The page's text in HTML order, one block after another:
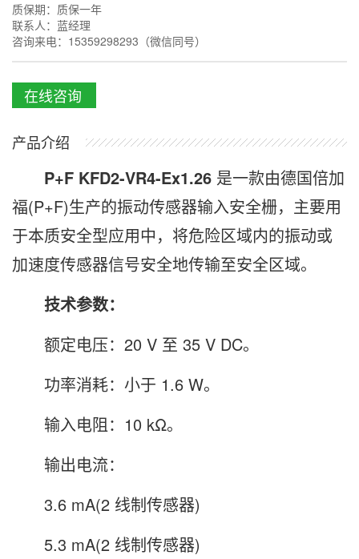
质保期：质保一年
联系人：蓝经理
咨询来电：15359298293（微信同号）
在线咨询
产品介绍
P+F KFD2-VR4-Ex1.26 是一款由德国倍加
福(P+F)生产的振动传感器输入安全栅，主要用
于本质安全型应用中，将危险区域内的振动或
加速度传感器信号安全地传输至安全区域。
技术参数：
额定电压：20 V 至 35 V DC。
功率消耗：小于 1.6 W。
输入电阻：10 kΩ。
输出电流：
3.6 mA(2 线制传感器)
5.3 mA(2 线制传感器)